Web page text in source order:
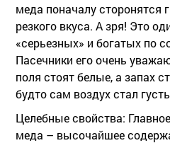
меда поначалу сторонятся
резкого вкуса. А зря! Это
«серьезных» и богатых по
Пасечники его очень
поля стоят белые, а запах
будто сам воздух стал
Целебные свойства:
меда – высочайшее